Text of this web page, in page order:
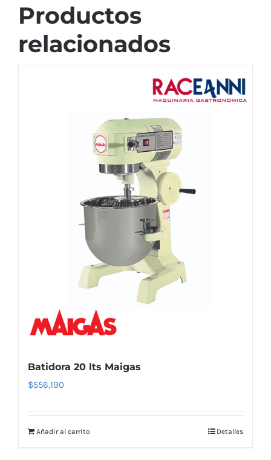
Productos
relacionados
Batidora 20 lts Maigas
$556,190
Añadir al carrito Detalles